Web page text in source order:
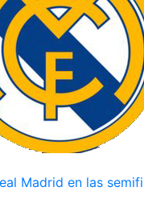
Madrid en las